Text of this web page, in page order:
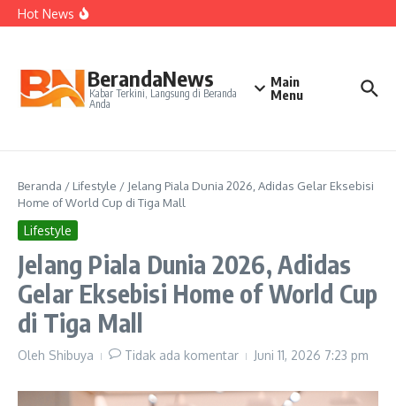
Lewati ke konten
Hot News
Games 2026
BerandaNews
Kabar Terkini, Langsung di Beranda
Anda
Main
Menu
Beranda / Lifestyle / Jelang Piala Dunia 2026, Adidas Gelar Eksebisi
Home of World Cup di Tiga Mall
Lifestyle
Jelang Piala Dunia 2026, Adidas
Gelar Eksebisi Home of World Cup
di Tiga Mall
Oleh Shibuya Tidak ada komentar Juni 11, 2026 7:23 pm